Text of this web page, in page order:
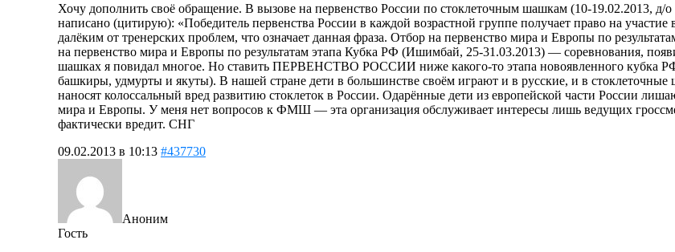
Хочу дополнить своё обращение. В вызове на первенство России по стоклеточным шашкам (10-19.02.2013,
написано (цитирую): «Победитель первенства России в каждой возрастной группе получает право на
далёким от тренерских проблем, что означает данная фраза. Отбор на первенство мира и Европы по
на первенство мира и Европы по результатам этапа Кубка РФ (Ишимбай, 25-31.03.2013) — соревнования,
шашках я повидал многое. Но ставить ПЕРВЕНСТВО РОССИИ ниже какого-то этапа новоявленного кубка РФ
башкиры, удмурты и якуты). В нашей стране дети в большинстве своём играют и в русские, и в
наносят колоссальный вред развитию стоклеток в России. Одарённые дети из европейской части России
мира и Европы. У меня нет вопросов к ФМШ — эта организация обслуживает интересы лишь ведущих
фактически вредит. СНГ
09.02.2013 в 10:13 #437730
Аноним
Гость